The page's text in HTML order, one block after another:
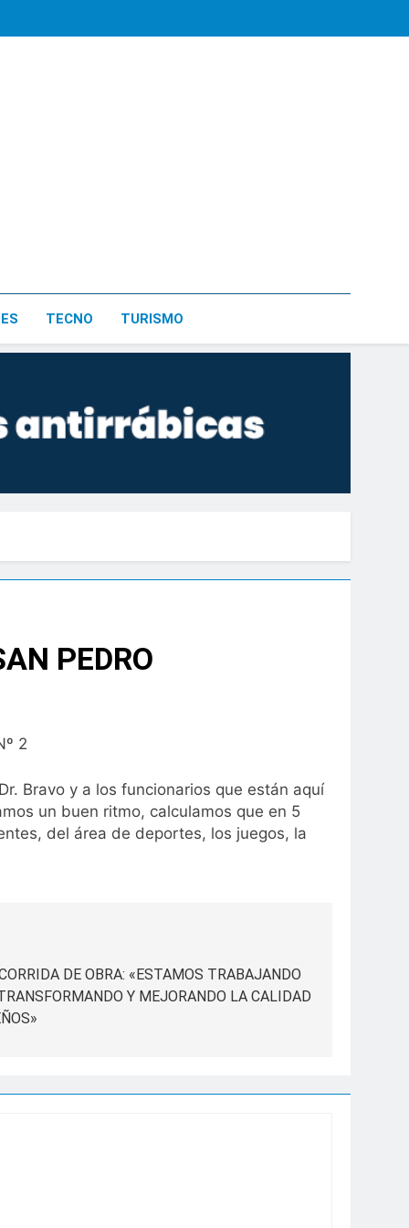
TECNO TURISMO
PEDRO
2
Bravo y a los funcionarios que están aquí
un buen ritmo, calculamos que en 5
del área de deportes, los juegos, la
DE OBRA: «ESTAMOS TRABAJANDO
Y MEJORANDO LA CALIDAD